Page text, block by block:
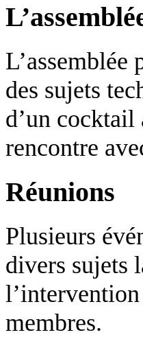
L’assemblée
des sujets
d’un cocktail
rencontre
Réunions
Plusieurs
divers sujets
l’intervention
membres.